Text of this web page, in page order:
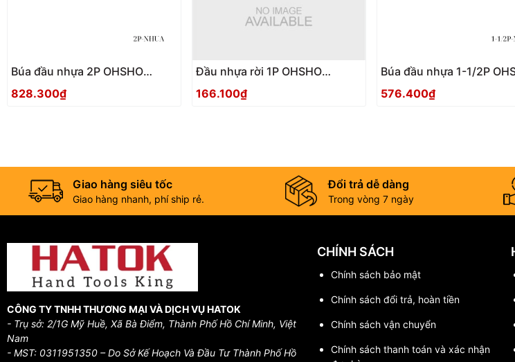
Búa đầu nhựa 2P OHSHO
033164
828.300₫
Đầu nhựa rời 1P OHSHO
033140
166.100₫
Búa đầu nhựa 1-1/2P
033126
576.400₫
Giao hàng siêu tốc
Giao hàng nhanh, phí ship rẻ.
Đổi trả dễ dàng
Trong vòng 7 ngày
CÔNG TY TNHH THƯƠNG MẠI VÀ DỊCH VỤ HATOK
- Trụ sở: 2/1G Mỹ Huề, Xã Bà Điểm, Thành Phố Hồ Chí Minh, Việt
Nam
- MST: 0311951350 – Do Sở Kế Hoạch Và Đầu Tư Thành Phố Hồ
CHÍNH SÁCH
Chính sách bảo mật
Chính sách đổi trả, hoàn tiền
Chính sách vận chuyển
Chính sách thanh toán và xác nhận